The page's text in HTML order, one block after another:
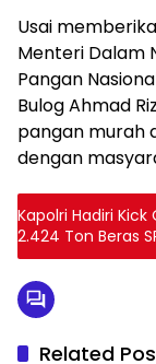
Usai
Menteri Dalam
Pangan
Bulog Ahmad
pangan murah
dengan
Kapolri Hadiri
2.424 Ton Beras
Related